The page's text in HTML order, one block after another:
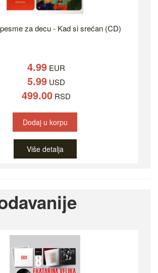
za decu - Kad si srećan (CD)
4.99 EUR
5.99 USD
499.00 RSD
Dodaj u korpu
Više detalja